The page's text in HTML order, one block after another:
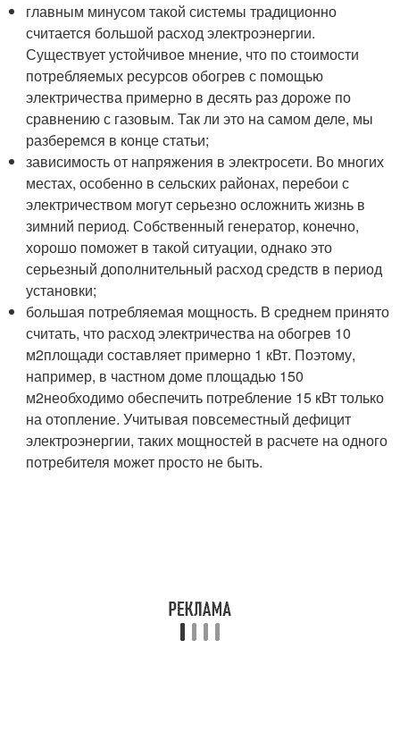
главным минусом такой системы традиционно
считается большой расход электроэнергии.
Существует устойчивое мнение, что по стоимости
потребляемых ресурсов обогрев с помощью
электричества примерно в десять раз дороже по
сравнению с газовым. Так ли это на самом деле, мы
разберемся в конце статьи;
зависимость от напряжения в электросети. Во многих
местах, особенно в сельских районах, перебои с
электричеством могут серьезно осложнить жизнь в
зимний период. Собственный генератор, конечно,
хорошо поможет в такой ситуации, однако это
серьезный дополнительный расход средств в период
установки;
большая потребляемая мощность. В среднем принято
считать, что расход электричества на обогрев 10
м2площади составляет примерно 1 кВт. Поэтому,
например, в частном доме площадью 150
м2необходимо обеспечить потребление 15 кВт только
на отопление. Учитывая повсеместный дефицит
электроэнергии, таких мощностей в расчете на одного
потребителя может просто не быть.